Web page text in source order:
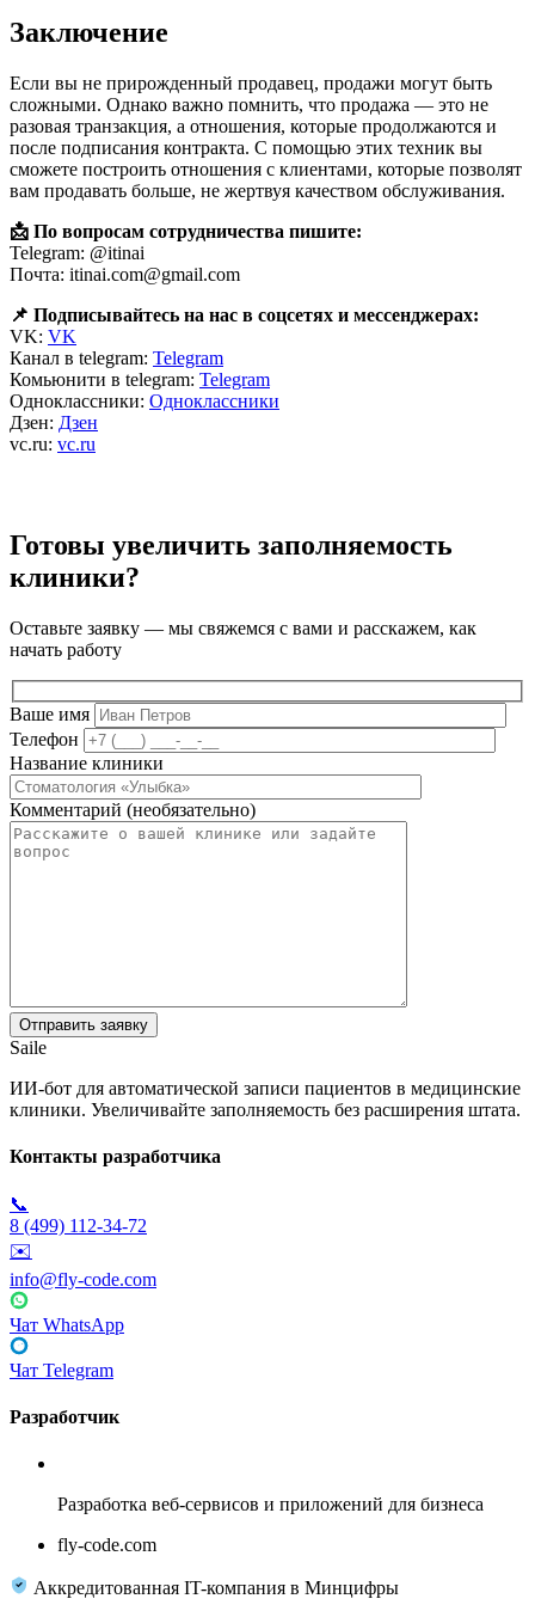
Заключение
Если вы не прирожденный продавец, продажи могут быть
сложными. Однако важно помнить, что продажа — это не
разовая транзакция, а отношения, которые продолжаются и
после подписания контракта. С помощью этих техник вы
сможете построить отношения с клиентами, которые позволят
вам продавать больше, не жертвуя качеством обслуживания.
📩 По вопросам сотрудничества пишите:
Telegram: @itinai
Почта: itinai.com@gmail.com
📌 Подписывайтесь на нас в соцсетях и мессенджерах:
VK: VK
Канал в telegram: Telegram
Комьюнити в telegram: Telegram
Одноклассники: Одноклассники
Дзен: Дзен
vc.ru: vc.ru
Готовы увеличить заполняемость
клиники?
Оставьте заявку — мы свяжемся с вами и расскажем, как
начать работу
Ваше имя
Телефон
Название клиники
Комментарий (необязательно)
Saile
ИИ-бот для автоматической записи пациентов в медицинские
клиники. Увеличивайте заполняемость без расширения штата.
Контакты разработчика
📞
8 (499) 112-34-72
✉️
info@fly-code.com
Чат WhatsApp
Чат Telegram
Разработчик
Разработка веб-сервисов и приложений для бизнеса
fly-code.com
Аккредитованная IT-компания в Минцифры